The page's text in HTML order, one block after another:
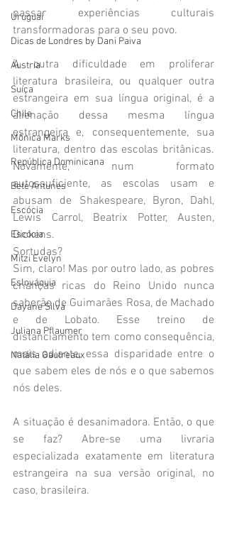
Uruguai
Dicas de Londres by Dani Paiva
Áustria
Suíça
Chile
Mônica Marks
República Dominicana
Bete Antunes
Escócia
Escócia
Mitzi Evelyn
Eslováquia
Dayane Silva
Juliana Pflaumer
Natália Gautreaux
passar experiências culturais
transformadoras para o seu povo.
A outra dificuldade em proliferar
literatura brasileira, ou qualquer outra
estrangeira em sua língua original, é a
alienação dessa mesma língua
estrangeira e, consequentemente, sua
literatura, dentro das escolas britânicas.
Novamente, num formato
autossuficiente, as escolas usam e
abusam de Shakespeare, Byron, Dahl,
Lewis Carrol, Beatrix Potter, Austen,
Dickens.
Sortudas?
Sim, claro! Mas por outro lado, as pobres
crianças ricas do Reino Unido nunca
saberão de Guimarães Rosa, de Machado
e de Lobato. Esse treino de
distanciamento tem como consequência,
mais adiante, essa disparidade entre o
que sabem eles de nós e o que sabemos
nós deles.
A situação é desanimadora. Então, o que
se faz? Abre-se uma livraria
especializada exatamente em literatura
estrangeira na sua versão original, no
caso, brasileira.